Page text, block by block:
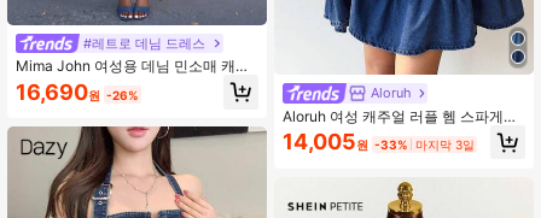
#레트로 데님 드레스
Mima John 여성용 데님 민소매 캐주
얼 피트 미니 드레스, 블루, 7월 4일 의
류, 졸업 드레스, 졸업 의상, 여성을 위
을 위한 브런치 의상, 여성을 위한 졸
업 드레스, 올드 머니
16,690원 -26% Aloruh
Aloruh 여성 캐주얼 러플 헴 스파게티
스트랩 데님 드레스, 여름
14,005원 -33% 마지막 3일